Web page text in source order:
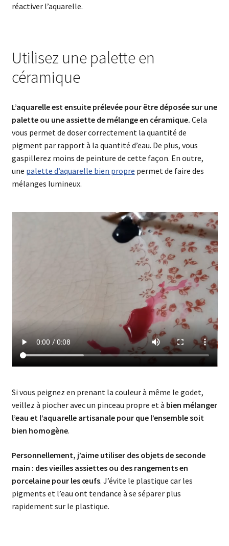
réactiver l’aquarelle.
Utilisez une palette en
céramique
L’aquarelle est ensuite prélevée pour être déposée sur une
palette ou une assiette de mélange en céramique. Cela
vous permet de doser correctement la quantité de
pigment par rapport à la quantité d’eau. De plus, vous
gaspillerez moins de peinture de cette façon. En outre,
une palette d’aquarelle bien propre permet de faire des
mélanges lumineux.
Si vous peignez en prenant la couleur à même le godet,
veillez à piocher avec un pinceau propre et à bien mélanger
l’eau et l’aquarelle artisanale pour que l’ensemble soit
bien homogène.
Personnellement, j’aime utiliser des objets de seconde
main : des vieilles assiettes ou des rangements en
porcelaine pour les œufs. J’évite le plastique car les
pigments et l’eau ont tendance à se séparer plus
rapidement sur le plastique.